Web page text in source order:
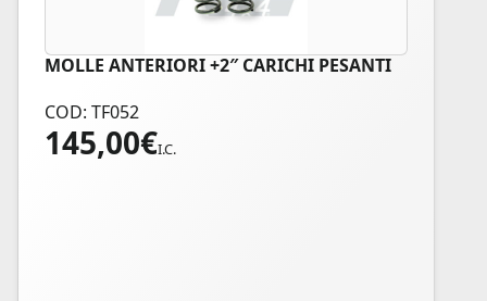
MOLLE ANTERIORI +2″ CARICHI PESANTI
COD: TF052
145,00€I.C.